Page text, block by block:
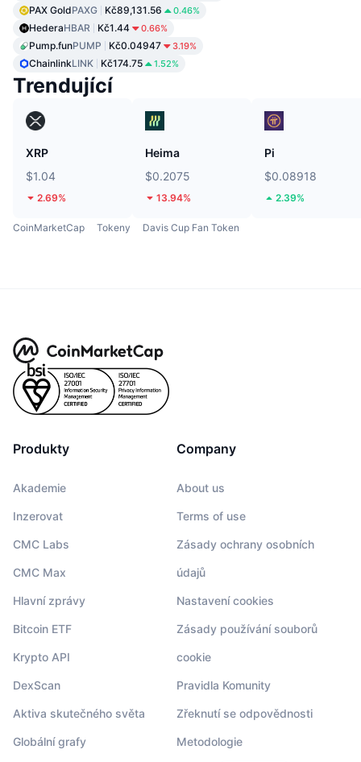
PAX GoldPAXG Kč89,131.56 0.46%
HederaHBAR Kč1.44 0.66%
Pump.funPUMP Kč0.04947 3.19%
ChainlinkLINK Kč174.75 1.52%
Trendující
XRP
$1.04
2.69%
Heima
$0.2075
13.94%
Pi
$0.08918
2.39%
CoinMarketCap Tokeny Davis Cup Fan Token
Produkty
Akademie
Inzerovat
CMC Labs
CMC Max
Hlavní zprávy
Bitcoin ETF
Krypto API
DexScan
Aktiva skutečného světa
Globální grafy
Company
About us
Terms of use
Zásady ochrany osobních
údajů
Nastavení cookies
Zásady používání souborů
cookie
Pravidla Komunity
Zřeknutí se odpovědnosti
Metodologie